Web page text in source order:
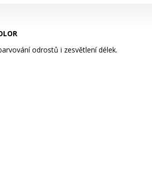
odrostů i zesvětlení délek.